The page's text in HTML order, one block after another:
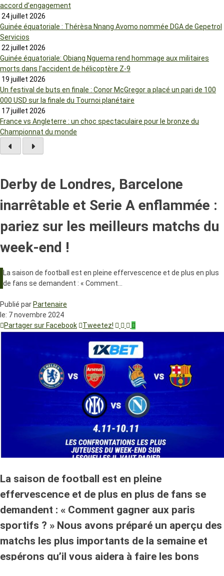
accord d’engagement
24 juillet 2026
Guinée équatoriale : Thérèsa Nnang Avomo nommée DGA de Gepetrol
Servicios
22 juillet 2026
Guinée équatoriale: Obiang Nguema rend hommage aux militaires
morts dans l’accident de hélicoptère Z-9
19 juillet 2026
Un festival de buts en finale : Conor McGregor a placé un pari de 100
000 USD sur la finale du Tournoi planétaire
17 juillet 2026
France vs Angleterre : un choc spectaculaire pour le bronze du
Championnat du monde
Derby de Londres, Barcelone
inarrêtable et Serie A enflammée :
pariez sur les meilleurs matchs du
week-end !
La saison de football est en pleine effervescence et de plus en plus
de fans se demandent : « Comment…
Publié par Partenaire
le: 7 novembre 2024
Partager sur Facebook
Tweetez!
La saison de football est en pleine
effervescence et de plus en plus de fans se
demandent : « Comment gagner aux paris
sportifs ? » Nous avons préparé un aperçu des
matchs les plus importants de la semaine et
espérons qu’il vous aidera à faire les bons